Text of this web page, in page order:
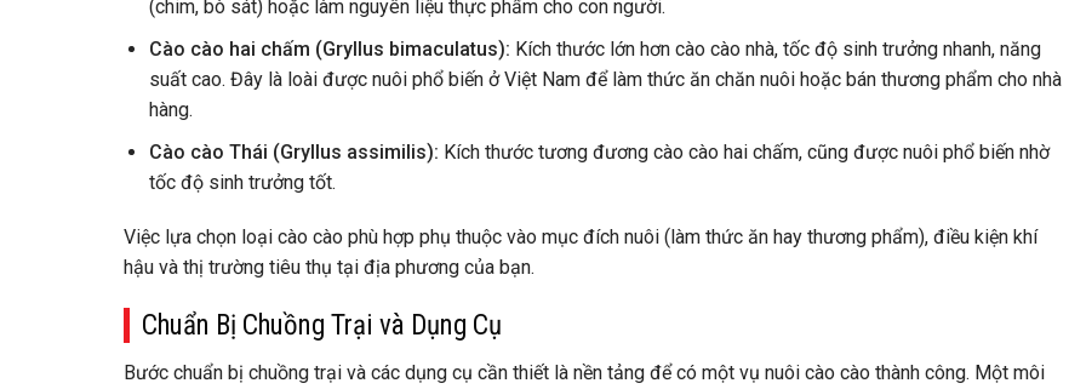
(chim, bò sát) hoặc làm nguyên liệu thực phẩm cho con người.
Cào cào hai chấm (Gryllus bimaculatus): Kích thước lớn hơn cào cào nhà, tốc độ sinh trưởng nhanh, năng
suất cao. Đây là loài được nuôi phổ biến ở Việt Nam để làm thức ăn chăn nuôi hoặc bán thương phẩm cho nhà
hàng.
Cào cào Thái (Gryllus assimilis): Kích thước tương đương cào cào hai chấm, cũng được nuôi phổ biến nhờ
tốc độ sinh trưởng tốt.
Việc lựa chọn loại cào cào phù hợp phụ thuộc vào mục đích nuôi (làm thức ăn hay thương phẩm), điều kiện khí
hậu và thị trường tiêu thụ tại địa phương của bạn.
Chuẩn Bị Chuồng Trại và Dụng Cụ
Bước chuẩn bị chuồng trại và các dụng cụ cần thiết là nền tảng để có một vụ nuôi cào cào thành công. Một môi